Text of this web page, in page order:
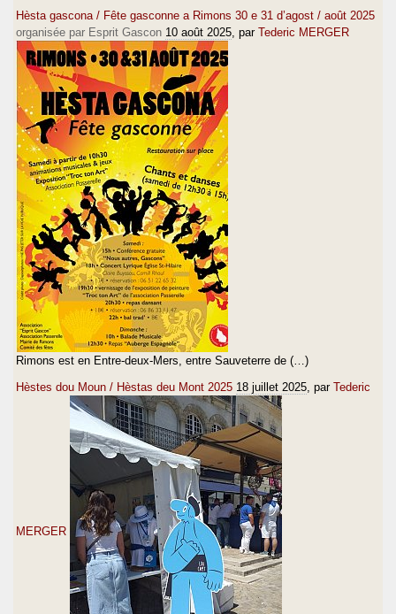
Hèsta gascona / Fête gasconne a Rimons 30 e 31 d’agost / août 2025
organisée par Esprit Gascon 10 août 2025 , par Tederic MERGER
Rimons est en Entre-deux-Mers, entre Sauveterre de (…)
Hèstes dou Moun / Hèstas deu Mont 2025 18 juillet 2025 , par Tederic
MERGER